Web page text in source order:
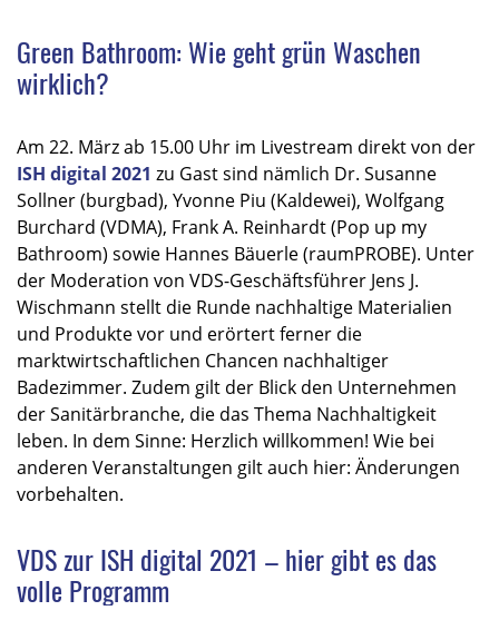
Green Bathroom: Wie geht grün Waschen
wirklich?
Am 22. März ab 15.00 Uhr im Livestream direkt von der
ISH digital 2021 zu Gast sind nämlich Dr. Susanne
Sollner (burgbad), Yvonne Piu (Kaldewei), Wolfgang
Burchard (VDMA), Frank A. Reinhardt (Pop up my
Bathroom) sowie Hannes Bäuerle (raumPROBE). Unter
der Moderation von VDS-Geschäftsführer Jens J.
Wischmann stellt die Runde nachhaltige Materialien
und Produkte vor und erörtert ferner die
marktwirtschaftlichen Chancen nachhaltiger
Badezimmer. Zudem gilt der Blick den Unternehmen
der Sanitärbranche, die das Thema Nachhaltigkeit
leben. In dem Sinne: Herzlich willkommen! Wie bei
anderen Veranstaltungen gilt auch hier: Änderungen
vorbehalten.
VDS zur ISH digital 2021 – hier gibt es das
volle Programm